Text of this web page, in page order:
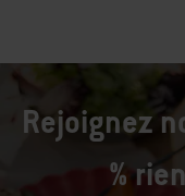
Rejoignez
%